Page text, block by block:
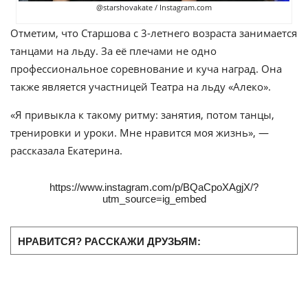
@starshovakate / Instagram.com
Отметим, что Старшова с 3-летнего возраста занимается
танцами на льду. За её плечами не одно
профессиональное соревнование и куча наград. Она
также является участницей Театра на льду «Алеко».
«Я привыкла к такому ритму: занятия, потом танцы,
тренировки и уроки. Мне нравится моя жизнь», —
рассказала Екатерина.
https://www.instagram.com/p/BQaCpoXAgjX/?
utm_source=ig_embed
НРАВИТСЯ? РАССКАЖИ ДРУЗЬЯМ: